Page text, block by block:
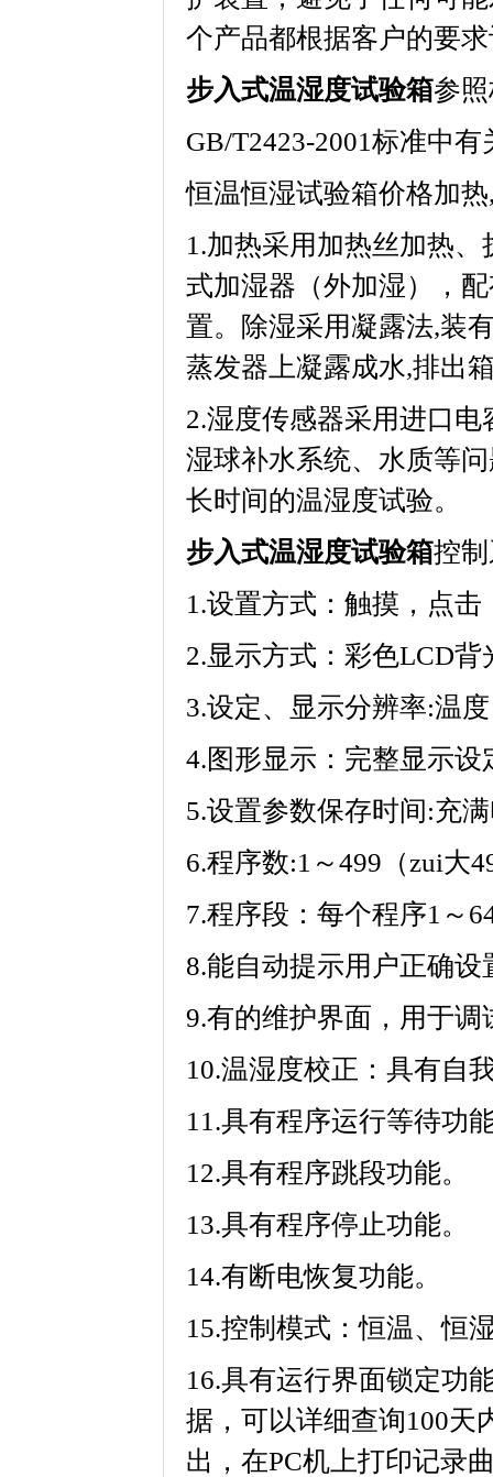
个产品都根据客户的要求订做
步入式温湿度试验箱参
GB/T2423-2001标准中有关
恒温恒湿试验箱价格加热,
1.加热采用加热丝加热
式加湿器（外加湿），
置。除湿采用凝露法,
蒸发器上凝露成水,排出
2.湿度传感器采用进口电容
湿球补水系统、水质
长时间的温湿度试验。
步入式温湿度试验箱控
1.设置方式：触摸，点击
2.显示方式：彩色LCD
3.设定、显示分辨率:温
4.图形显示：完整显示设
5.设置参数保存时间:充满
6.程序数:1～499（zui大499
7.程序段：每个程序1～
8.能自动提示用户正确设置温
9.有的维护界面，用于
10.温湿度校正：具有自
11.具有程序运行等待功能
12.具有程序跳段功能。
13.具有程序停止功能。
14.有断电恢复功能。
15.控制模式：恒温、恒湿
16.具有运行界面锁定功能
据，可以详细查询100
出，在PC机上打印记